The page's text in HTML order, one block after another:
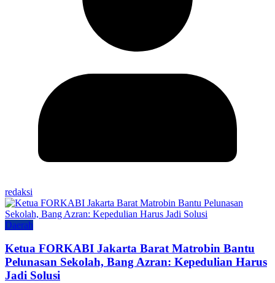
redaksi
Daerah
Ketua FORKABI Jakarta Barat Matrobin Bantu
Pelunasan Sekolah, Bang Azran: Kepedulian Harus
Jadi Solusi